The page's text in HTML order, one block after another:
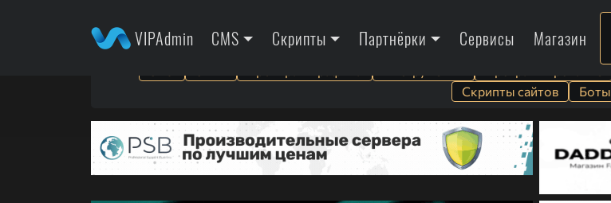
VIPAdmin CMS Скрипты Партнёрки Сервисы Магазин
Скрипты сайтов
Боты